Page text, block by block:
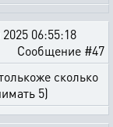
06:55:18
Сообщение #47
сколько
5)